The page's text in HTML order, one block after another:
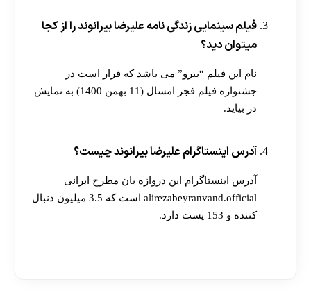
فیلم سینمایی زندگی نامه علیرضا بیرانوند را از کجا
میتوان دید؟
نام این فیلم “بیرو” می باشد که قرار است در
جشنواره فیلم فجر امسال (11 بهمن 1400) به نمایش
در بیاید.
آدرس اینستاگرام علیرضا بیرانوند چیست؟
آدرس اینستاگرام این دروازه بان مطرح ایرانی
alirezabeyranvand.official است که 3.5 میلیون دنبال
کننده و 153 پست دارد.